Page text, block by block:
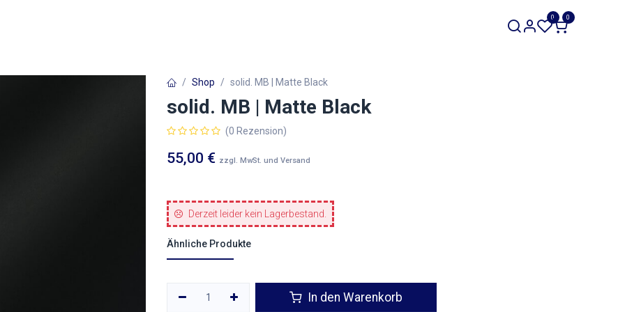
0 0
Shop solid. MB | Matte Black
solid. MB | Matte Black
(0 Rezension)
55,00 € zzgl. MwSt. und Versand
Derzeit leider kein Lagerbestand.
Ähnliche Produkte
In den Warenkorb